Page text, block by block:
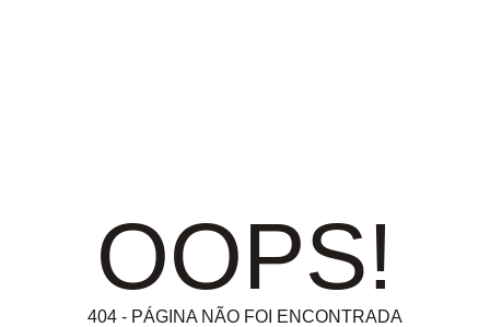
OOPS!
404 - PÁGINA NÃO FOI ENCONTRADA